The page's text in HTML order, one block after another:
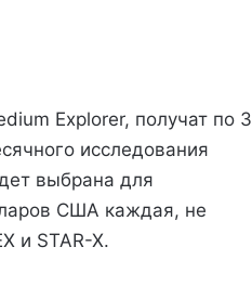
Explorer, получат по 3
исследования
выбрана для
США каждая, не
и STAR-X.